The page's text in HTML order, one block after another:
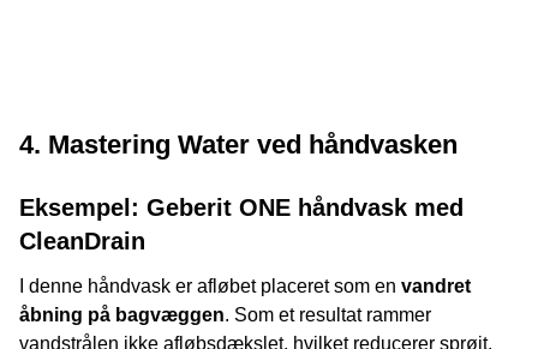
4. Mastering Water ved håndvasken
Eksempel: Geberit ONE håndvask med
CleanDrain
I denne håndvask er afløbet placeret som en vandret
åbning på bagvæggen. Som et resultat rammer
vandstrålen ikke afløbsdækslet, hvilket reducerer sprøjt.